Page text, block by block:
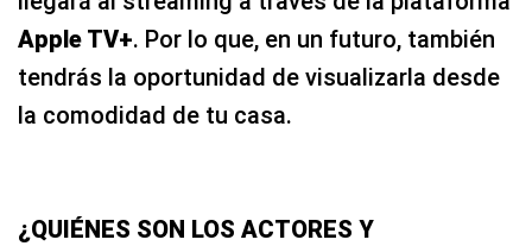
Apple TV+. Por lo que, en un futuro, también
tendrás la oportunidad de visualizarla desde
la comodidad de tu casa.
¿QUIÉNES SON LOS ACTORES Y